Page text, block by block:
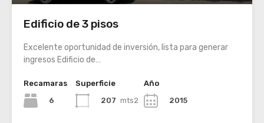
Edificio de 3 pisos
Excelente oportunidad de inversión, lista para generar
ingresos Edificio de…
Recamaras
6
Superficie
207 mts2
Año
2015